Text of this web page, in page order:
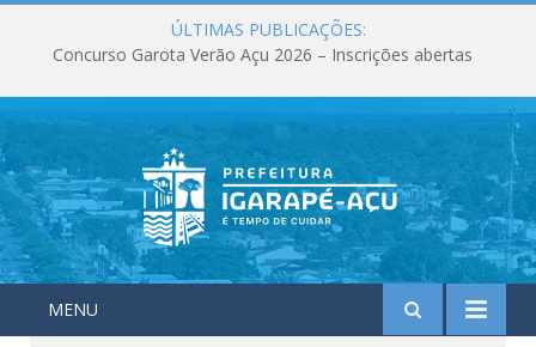
ÚLTIMAS PUBLICAÇÕES:
Concurso Garota Verão Açu 2026 – Inscrições abertas
MENU